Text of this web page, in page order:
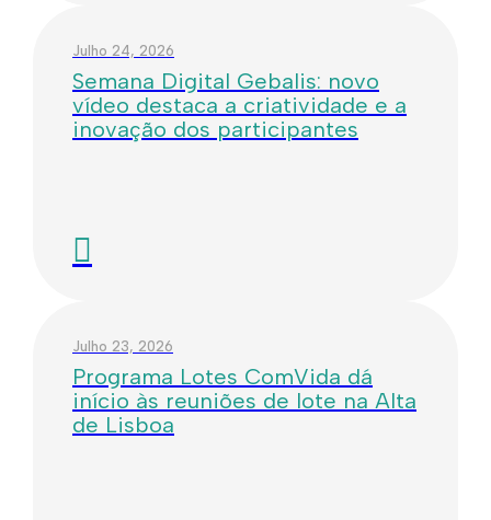
Julho 24, 2026
Semana Digital Gebalis: novo
vídeo destaca a criatividade e a
inovação dos participantes
Julho 23, 2026
Programa Lotes ComVida dá
início às reuniões de lote na Alta
de Lisboa